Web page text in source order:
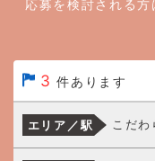
応募を検討される方
3 件あります
エリア／駅 こだわ